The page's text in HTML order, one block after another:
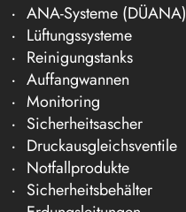
ANA-Systeme (DÜANA)
Lüftungssysteme
Reinigungstanks
Auffangwannen
Monitoring
Sicherheitsascher
Druckausgleichsventile
Notfallprodukte
Sicherheitsbehälter